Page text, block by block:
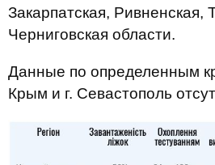
Закарпатская, Ривненская,
Черниговская области.
Данные по определенным
Крым и г. Севастополь